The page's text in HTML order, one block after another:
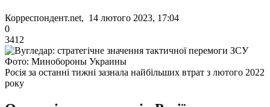
Корреспондент.net, 14 лютого 2023, 17:04
0
3412
Фото: Минобороны Украины
Росія за останні тижні зазнала найбільших втрат з лютого 2022
року